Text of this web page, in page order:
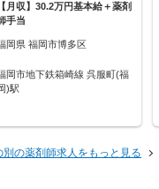
【月収】30.2万円基本給＋薬剤
手当
岡県 福岡市博多区
岡市地下鉄箱崎線 呉服町(福
)駅
の薬剤師求人をもっと見る